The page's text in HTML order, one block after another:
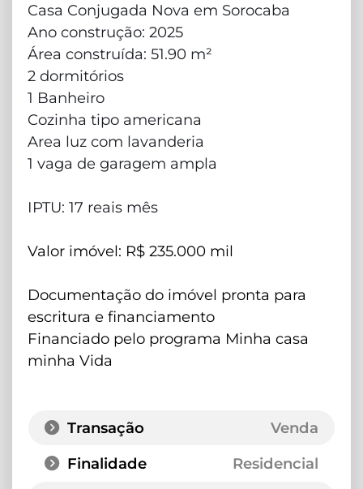
Casa Conjugada Nova em Sorocaba
Ano construção: 2025
Área construída: 51.90 m²
2 dormitórios
1 Banheiro
Cozinha tipo americana
Area luz com lavanderia
1 vaga de garagem ampla
IPTU: 17 reais mês
Valor imóvel: R$ 235.000 mil
Documentação do imóvel pronta para
escritura e financiamento
Financiado pelo programa Minha casa
minha Vida
Transação
Venda
Finalidade
Residencial